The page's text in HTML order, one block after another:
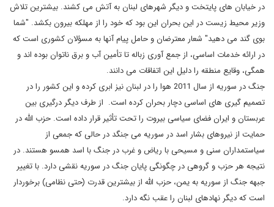
در خیابان های پایتخت و دیگر شهرهای لبنان به آتش می کشند. بیشترین تلاش
وزیر محیط زیست در این بحران این بود که خود را از مهلکه بیرون بکشد. "شما
بوی گند می دهید" شعار معترضان و حامل پیام آنها به مسؤلان کشوری است که
در ارائه خدمات اساسی، از جمع آوری زباله تا تأمین آب و برق ناتوان بوده اند و
همگی، وقایع منطقه را دلیل این اتفاقات می دانند.
جنگ در سوریه از سال 2011 هوا را در لبنان نیز ابری کرده و این کشور را در
تصمیم گیری های اساسی دچار بحران کرده است. از طرف دیگر درگیری بین
عربستان و ایران فضای سیاسی بیروت را تحت تأثیر قرار داده است. حزب الله در
حمایت از نیروهای بشار اسد در سوریه می جنگد در حالی که جمعی از
سیاستمداران سنی و مسیحی با ریاض و غرب در جنگ با اسد همسو هستند. در
نتیجه هر حزب و گروهی در چگونگی پایان جنگ در سوریه نقشی دارد. با تغییر
جبهه جنگ از سوریه به یمن، حزب الله از بیشترین قدرت (حتی نظامی) برخوردار
است که دیگر نهادهای لبنان را عقب نگه دارد.